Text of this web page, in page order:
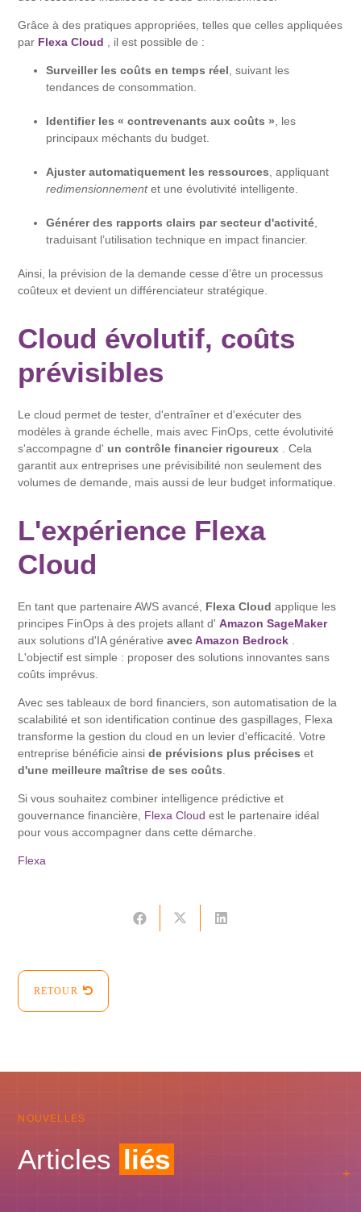
Grâce à des pratiques appropriées, telles que celles appliquées
par Flexa Cloud , il est possible de :
Surveiller les coûts en temps réel , suivant les
tendances de consommation.
Identifier les « contrevenants aux coûts » , les
principaux méchants du budget.
Ajuster automatiquement les ressources , appliquant
redimensionnementet une évolutivité intelligente.
Générer des rapports clairs par secteur d'activité
traduisant l’utilisation technique en impact financier.
Ainsi, la prévision de la demande cesse d’être un processus
coûteux et devient un différenciateur stratégique.
Cloud évolutif, coûts
prévisibles
Le cloud permet de tester, d'entraîner et d'exécuter des
modèles à grande échelle, mais avec FinOps, cette évolutivité
s'accompagne d' un contrôle financier rigoureux . Cela
garantit aux entreprises une prévisibilité non seulement des
volumes de demande, mais aussi de leur budget informatique.
L'expérience Flexa
Cloud
En tant que partenaire AWS avancé, Flexa Cloud applique les
principes FinOps à des projets allant d'Amazon SageMaker
aux solutions d'IA générativeavecAmazon Bedrock
L'objectif est simple : proposer des solutions innovantes sans
coûts imprévus.
Avec ses tableaux de bord financiers, son automatisation de la
scalabilité et son identification continue des gaspillages, Flexa
transforme la gestion du cloud en un levier d'efficacité. Votre
entreprise bénéficie ainside prévisions plus précises et
d'une meilleure maîtrise de ses coûts
Si vous souhaitez combiner intelligence prédictive et
gouvernance financière, Flexa Cloud est le partenaire idéal
pour vous accompagner dans cette démarche.
Flexa
RETOUR
NOUVELLES
Articles liés